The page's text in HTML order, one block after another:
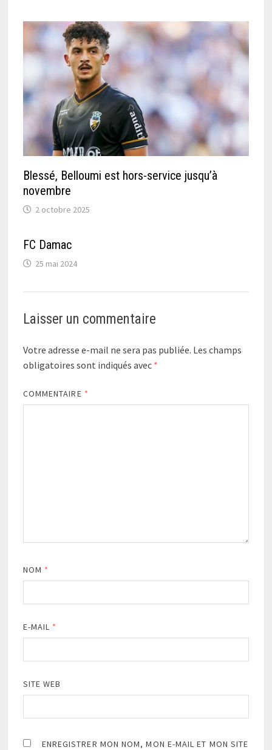
Blessé, Belloumi est hors-service jusqu’à
novembre
2 octobre 2025
FC Damac
25 mai 2024
Laisser un commentaire
Votre adresse e-mail ne sera pas publiée. Les champs
obligatoires sont indiqués avec *
COMMENTAIRE *
NOM *
E-MAIL *
SITE WEB
ENREGISTRER MON NOM, MON E-MAIL ET MON SITE